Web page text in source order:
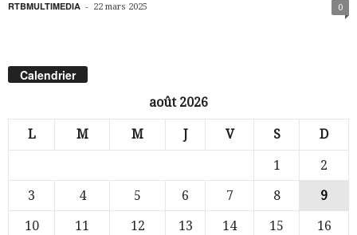
RTBMULTIMEDIA - 22 mars 2025 0
Calendrier
août 2026
L M M J V S D
1
2
3
4 5 6 7 8
9
10
11 12 13 14 15
16